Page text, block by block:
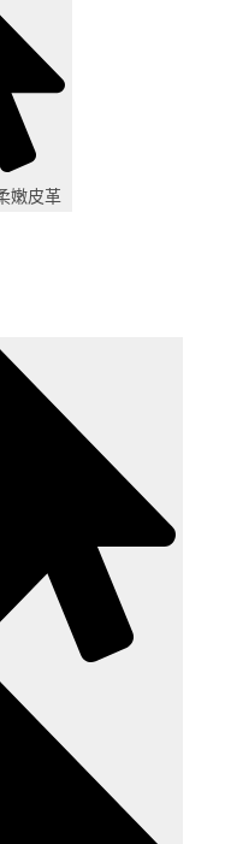
嫩皮革